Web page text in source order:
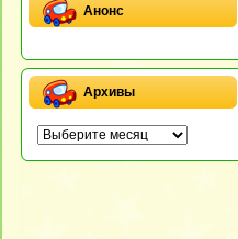
Анонс
Архивы